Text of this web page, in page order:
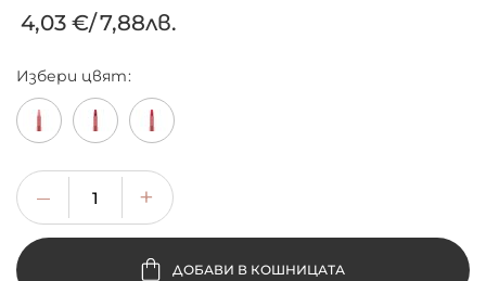
4,03 €/7,88лв.
Избери цвят
ДОБАВИ В КОШНИЦАТА